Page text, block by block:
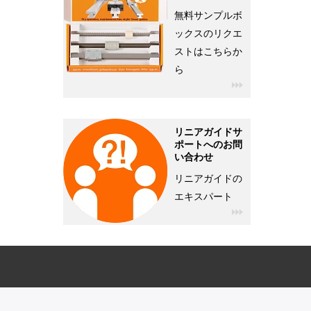
無料サンプルボ
ックスのリクエ
ストはこちらか
ら
リニアガイドサ
ポートへのお問
い合わせ
リニアガイドの
エキスパート